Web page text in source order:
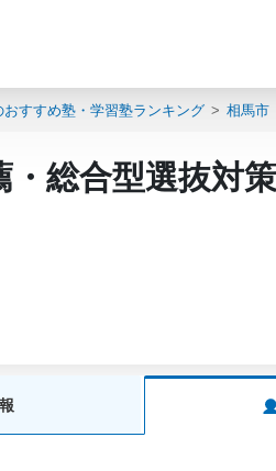
おすすめ塾・学習塾ランキング 相馬市
総合型選抜対